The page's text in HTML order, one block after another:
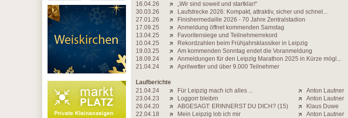
16.04.26
„Wir sind soweit und startklar!“
30.03.26
Laufstrecke 2026: Kompakt, attraktiv, sicher und schnel...
27.01.26
Finishermedaille 2026 - 70 Jahre Zentralstadion
17.09.25
Anmeldung öffnet kommenden Samstag
13.04.25
Favoritensiege und Teilnehmerrekord
10.04.25
Rekordzahlen beim Frühjahrsklassiker in Leipzig
19.03.25
Am kommenden Sonntag endet die Voranmeldung
18.09.24
Anmeldungen für den Leipzig Marathon 2025 in Kürze mögl...
21.04.24
Aprilwetter und über 9.000 Teilnehmer
Laufberichte
21.04.24
Für Leipzig mach ich alles ...
Anton Lautner
23.04.23
Loggorr bleibm
Anton Lautner
26.04.20
ABGESAGT: ERINNERST DU DICH? (15)
Klaus Duwe
22.04.18
Mein Leipzig lob ich mir
Anton Lautner